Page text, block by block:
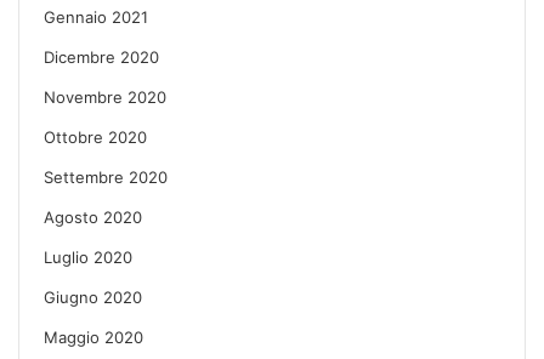
Gennaio 2021
Dicembre 2020
Novembre 2020
Ottobre 2020
Settembre 2020
Agosto 2020
Luglio 2020
Giugno 2020
Maggio 2020